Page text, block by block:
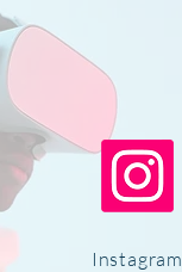
Instagram